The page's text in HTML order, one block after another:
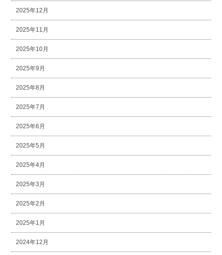
2025年12月
2025年11月
2025年10月
2025年9月
2025年8月
2025年7月
2025年6月
2025年5月
2025年4月
2025年3月
2025年2月
2025年1月
2024年12月